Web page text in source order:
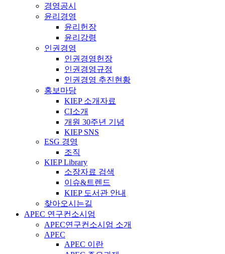
경영공시
윤리경영
윤리헌장
윤리강령
인권경영
인권경영헌장
인권경영규정
인권경영 추진현황
홍보마당
KIEP 소개자료
CI소개
개원 30주년 기념
KIEP SNS
ESG 경영
조직
KIEP Library
소장자료 검색
이슈&트렌드
KIEP 도서관 안내
찾아오시는길
APEC 연구컨소시엄
APEC연구컨소시엄 소개
APEC
APEC 이란